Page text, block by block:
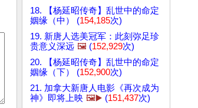
18. 【杨延昭传奇】乱世中的命定
姻缘（中） (154,185次)
19. 新唐人选美冠军：此刻弥足珍
贵意义深远 🖼️ (152,929次)
20. 【杨延昭传奇】乱世中的命定
姻缘（下） (152,900次)
21. 加拿大新唐人电影《再次成为
神》即将上映 🖼️▶️ (151,437次)